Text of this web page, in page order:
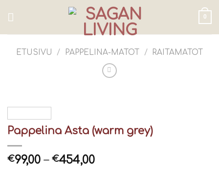
0
ETUSIVU / PAPPELINA-MATOT / RAITAMATOT
Pappelina Asta (warm grey)
€99,00 – €454,00